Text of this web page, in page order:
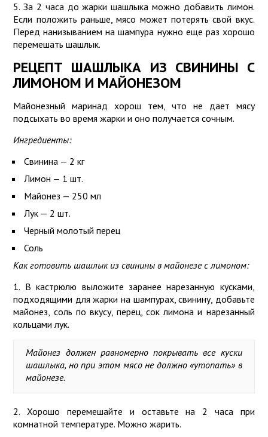
5. За 2 часа до жарки шашлыка можно добавить лимон.
Если положить раньше, мясо может потерять свой вкус.
Перед нанизыванием на шампура нужно еще раз хорошо
перемешать шашлык.
РЕЦЕПТ ШАШЛЫКА ИЗ СВИНИНЫ С
ЛИМОНОМ И МАЙОНЕЗОМ
Майонезный маринад хорош тем, что не дает мясу
подсыхать во время жарки и оно получается сочным.
Ингредиенты:
Свинина — 2 кг
Лимон — 1 шт.
Майонез — 250 мл
Лук — 2 шт.
Черный молотый перец
Соль
Как готовить шашлык из свинины в майонезе с лимоном:
1. В кастрюлю выложите заранее нарезанную кусками,
подходящими для жарки на шампурах, свинину, добавьте
майонез, соль по вкусу, перец, сок лимона и нарезанный
кольцами лук.
Майонез должен равномерно покрывать все куски
шашлыка, но при этом мясо не должно «утопать» в
майонезе.
2. Хорошо перемешайте и оставьте на 2 часа при
комнатной температуре. Можно жарить.